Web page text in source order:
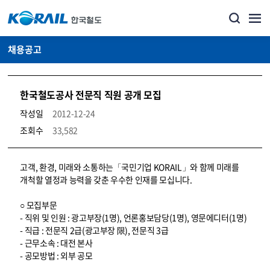
채용공고
한국철도공사 전문직 직원 공개 모집
작성일
2012-12-24
조회수
33,582
코레일소개_경영공시_채용공고 상세보기 – 내용, 파일, 담당자 연락처로 구성
고객, 환경, 미래와 소통하는「국민기업 KORAIL」와 함께 미래를
개척할 열정과 능력을 갖춘 우수한 인재를 모십니다.
○ 모집부문
- 직위 및 인원 : 광고부장(1명), 언론홍보담당(1명), 영문에디터(1명)
- 직급 : 전문직 2급(광고부장 限), 전문직 3급
- 근무소속 : 대전 본사
- 공모방법 : 외부 공모